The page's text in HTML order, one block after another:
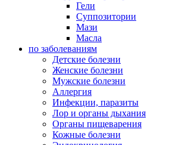
Гели
Суппозитории
Мази
Масла
по заболеваниям
Детские болезни
Женские болезни
Мужские болезни
Аллергия
Инфекции, паразиты
Лор и органы дыхания
Органы пищеварения
Кожные болезни